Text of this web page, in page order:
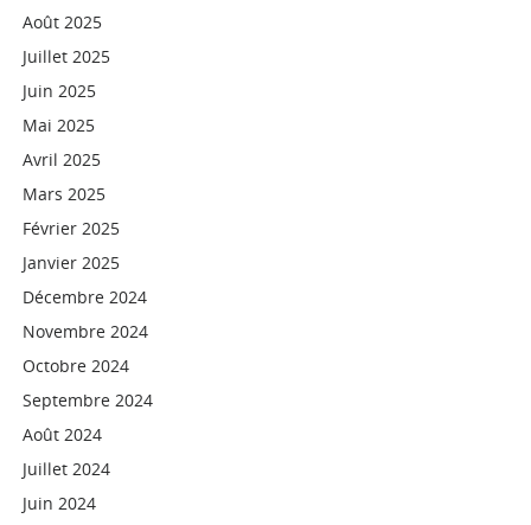
Août 2025
Juillet 2025
Juin 2025
Mai 2025
Avril 2025
Mars 2025
Février 2025
Janvier 2025
Décembre 2024
Novembre 2024
Octobre 2024
Septembre 2024
Août 2024
Juillet 2024
Juin 2024